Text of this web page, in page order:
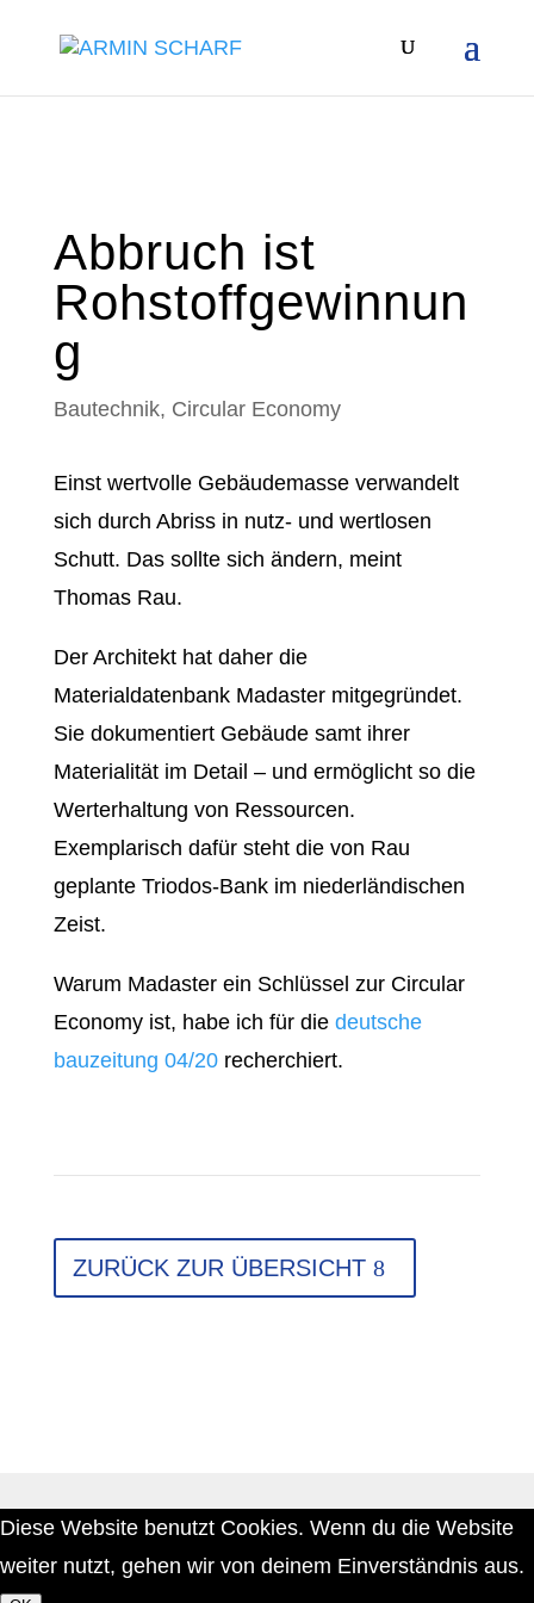
Abbruch ist
Rohstoffgewinnun
g
Bautechnik, Circular Economy
Einst wertvolle Gebäudemasse verwandelt
sich durch Abriss in nutz- und wertlosen
Schutt. Das sollte sich ändern, meint
Thomas Rau.
Der Architekt hat daher die
Materialdatenbank Madaster mitgegründet.
Sie dokumentiert Gebäude samt ihrer
Materialität im Detail – und ermöglicht so die
Werterhaltung von Ressourcen.
Exemplarisch dafür steht die von Rau
geplante Triodos-Bank im niederländischen
Zeist.
Warum Madaster ein Schlüssel zur Circular
Economy ist, habe ich für die deutsche
bauzeitung 04/20recherchiert.
ZURÜCK ZUR ÜBERSICHT
Diese Website benutzt Cookies. Wenn du die Website
weiter nutzt, gehen wir von deinem Einverständnis aus.